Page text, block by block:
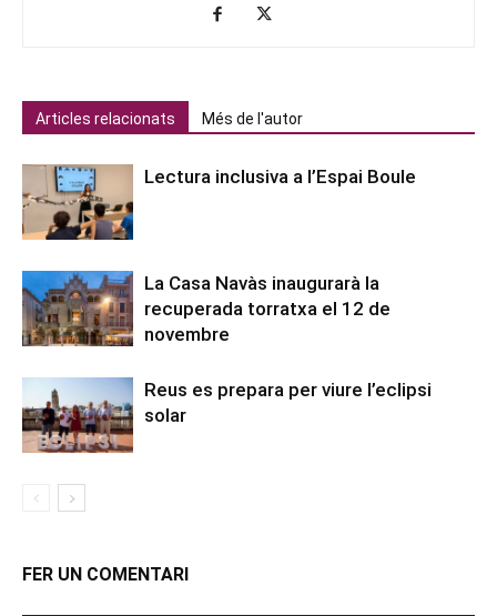
Articles relacionats Més de l'autor
Lectura inclusiva a l’Espai Boule
La Casa Navàs inaugurarà la
recuperada torratxa el 12 de
novembre
Reus es prepara per viure l’eclipsi
solar
FER UN COMENTARI